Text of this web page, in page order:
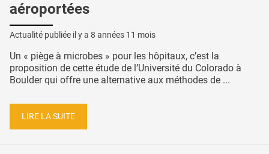
aéroportées
Actualité publiée il y a 8 années 11 mois
Un « piège à microbes » pour les hôpitaux, c’est la
proposition de cette étude de l’Université du Colorado à
Boulder qui offre une alternative aux méthodes de ...
LIRE LA SUITE